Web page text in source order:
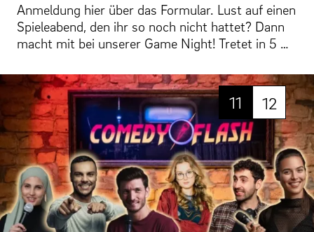
Anmeldung hier über das Formular. Lust auf einen
Spieleabend, den ihr so noch nicht hattet? Dann
macht mit bei unserer Game Night! Tretet in 5 …
11 12